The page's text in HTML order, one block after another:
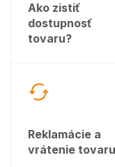
Ako zistiť
dostupnosť
tovaru?
Reklamácie a
vrátenie tovaru